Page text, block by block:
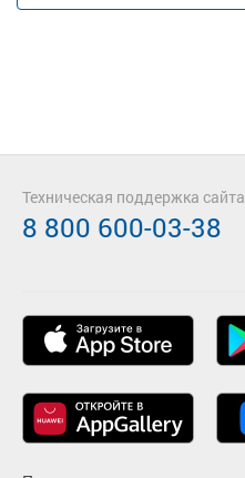
Техническая поддержка сайта
8 800 600-03-38